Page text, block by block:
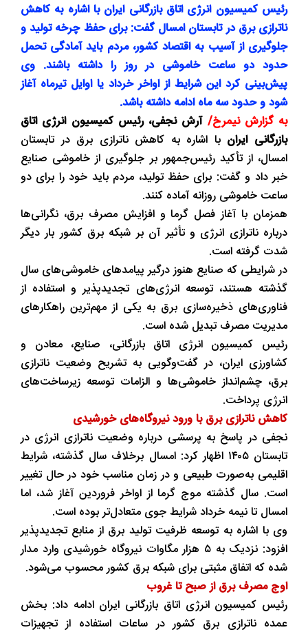
رئیس کمیسیون انرژی اتاق بازرگانی ایران با اشاره به کاهش
ناترازی برق در تابستان امسال گفت: برای حفظ چرخه تولید و
جلوگیری از آسیب به اقتصاد کشور، مردم باید آمادگی تحمل
حدود دو ساعت خاموشی در روز را داشته باشند. وی
پیش‌بینی کرد این شرایط از اواخر خرداد یا اوایل تیرماه آغاز
شود و حدود سه ماه ادامه داشته باشد.
به گزارش نیمرخ/ آرش نجفی، رئیس کمیسیون انرژی اتاق
بازرگانی ایران با اشاره به کاهش ناترازی برق در تابستان
امسال، از تأکید رئیس‌جمهور بر جلوگیری از خاموشی صنایع
خبر داد و گفت: برای حفظ تولید، مردم باید خود را برای دو
ساعت خاموشی روزانه آماده کنند.
همزمان با آغاز فصل گرما و افزایش مصرف برق، نگرانی‌ها
درباره ناترازی انرژی و تأثیر آن بر شبکه برق کشور بار دیگر
شدت گرفته است.
در شرایطی که صنایع هنوز درگیر پیامدهای خاموشی‌های سال
گذشته هستند، توسعه انرژی‌های تجدیدپذیر و استفاده از
فناوری‌های ذخیره‌سازی برق به یکی از مهم‌ترین راهکارهای
مدیریت مصرف تبدیل شده است.
رئیس کمیسیون انرژی اتاق بازرگانی، صنایع، معادن و
کشاورزی ایران، در گفت‌وگویی به تشریح وضعیت ناترازی
برق، چشم‌انداز خاموشی‌ها و الزامات توسعه زیرساخت‌های
انرژی پرداخت.
کاهش ناترازی برق با ورود نیروگاه‌های خورشیدی
نجفی در پاسخ به پرسشی درباره وضعیت ناترازی انرژی در
تابستان ۱۴۰۵ اظهار کرد: امسال برخلاف سال گذشته، شرایط
اقلیمی به‌صورت طبیعی و در زمان مناسب خود در حال تغییر
است. سال گذشته موج گرما از اواخر فروردین آغاز شد، اما
امسال تا نیمه خرداد شرایط جوی متعادل‌تر بوده است.
وی با اشاره به توسعه ظرفیت تولید برق از منابع تجدیدپذیر
افزود: نزدیک به ۵ هزار مگاوات نیروگاه خورشیدی وارد مدار
شده که اتفاق مثبتی برای شبکه برق کشور محسوب می‌شود.
اوج مصرف برق از صبح تا غروب
رئیس کمیسیون انرژی اتاق بازرگانی ایران ادامه داد: بخش
عمده ناترازی برق کشور در ساعات استفاده از تجهیزات